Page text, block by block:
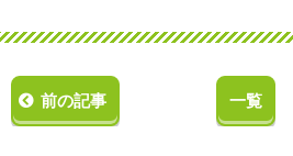
前の記事 一覧